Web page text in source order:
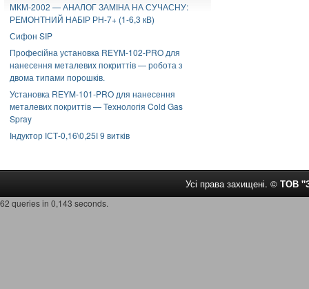
МКМ-2002 — АНАЛОГ ЗАМІНА НА СУЧАСНУ:
РЕМОНТНИЙ НАБІР РН-7+ (1-6,3 кВ)
Сифон SIP
Професійна установка REYM-102-PRO для
нанесення металевих покриттів — робота з
двома типами порошків.
Установка REYM-101-PRO для нанесення
металевих покриттів — Технологія Cold Gas
Spray
Індуктор ІСТ-0,16\0,25І 9 витків
Усі права захищені. © ТОВ
62 queries in 0,143 seconds.